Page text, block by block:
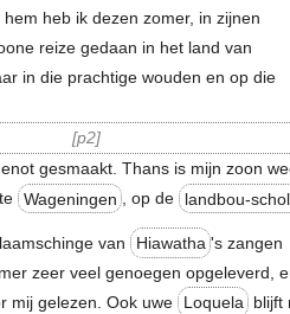
hem heb ik dezen zomer, in zijnen
reize gedaan in het land van
in die prachtige wouden en op die
p2
gesmaakt. Thans is mijn zoon
Wageningen , op de landbou-
van Hiawatha 's zangen
zeer veel genoegen opgeleverd,
mij gelezen. Ook uwe
Loquela blijft